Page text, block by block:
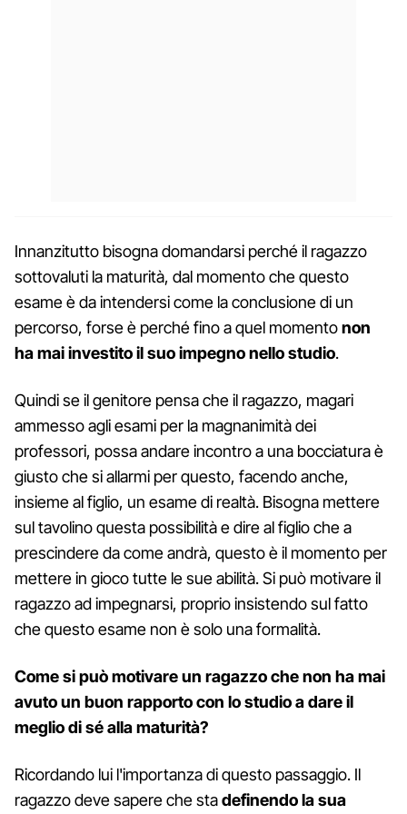
Innanzitutto bisogna domandarsi perché il ragazzo
sottovaluti la maturità, dal momento che questo
esame è da intendersi come la conclusione di un
percorso, forse è perché fino a quel momentonon
ha mai investito il suo impegno nello studio.
Quindi se il genitore pensa che il ragazzo, magari
ammesso agli esami per la magnanimità dei
professori, possa andare incontro a una bocciatura è
giusto che si allarmi per questo, facendo anche,
insieme al figlio, un esame di realtà. Bisogna mettere
sul tavolino questa possibilità e dire al figlio che a
prescindere da come andrà, questo è il momento per
mettere in gioco tutte le sue abilità. Si può motivare il
ragazzo ad impegnarsi, proprio insistendo sul fatto
che questo esame non è solo una formalità.
Come si può motivare un ragazzo che non ha mai
avuto un buon rapporto con lo studio a dare il
meglio di sé alla maturità?
Ricordando lui l'importanza di questo passaggio. Il
ragazzo deve sapere che stadefinendo la sua